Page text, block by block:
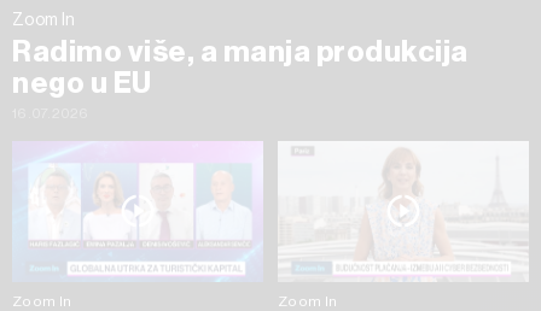
Zoom In
Radimo više, a manja produkcija
nego u EU
Zoom In Zoom In